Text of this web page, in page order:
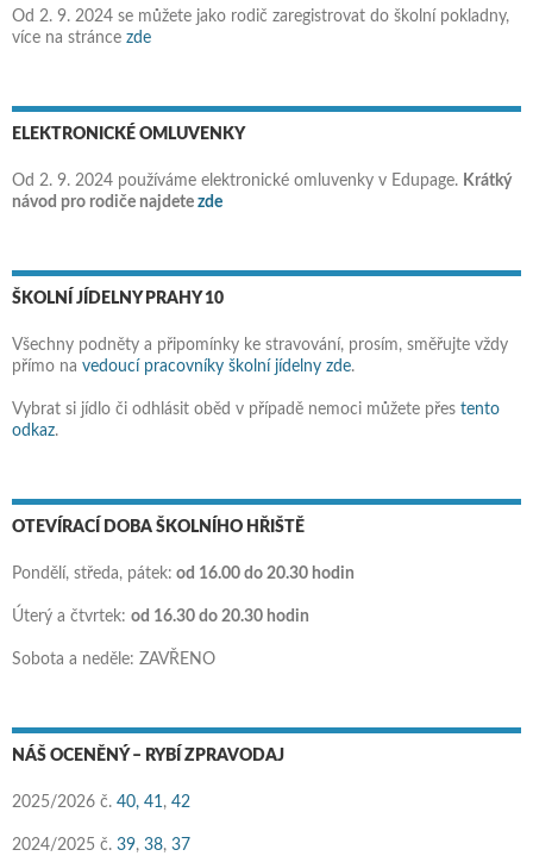
Od 2. 9. 2024 se můžete jako rodič zaregistrovat do školní pokladny,
více na stránce zde
ELEKTRONICKÉ OMLUVENKY
Od 2. 9. 2024 používáme elektronické omluvenky v Edupage. Krátký
návod pro rodiče najdete zde
ŠKOLNÍ JÍDELNY PRAHY 10
Všechny podněty a připomínky ke stravování, prosím, směřujte vždy
přímo na vedoucí pracovníky školní jídelny zde.
Vybrat si jídlo či odhlásit oběd v případě nemoci můžete přes tento
odkaz.
OTEVÍRACÍ DOBA ŠKOLNÍHO HŘIŠTĚ
Pondělí, středa, pátek: od 16.00 do 20.30 hodin
Úterý a čtvrtek: od 16.30 do 20.30 hodin
Sobota a neděle: ZAVŘENO
NÁŠ OCENĚNÝ – RYBÍ ZPRAVODAJ
2025/2026 č. 40, 41, 42
2024/2025 č. 39, 38, 37